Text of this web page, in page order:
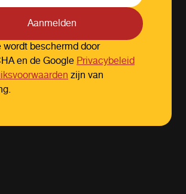
Aanmelden
wordt beschermd door
en de GooglePrivacybeleid
zijn van